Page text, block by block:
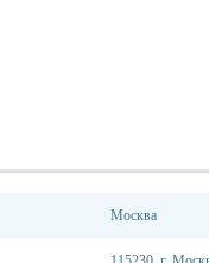
Москва